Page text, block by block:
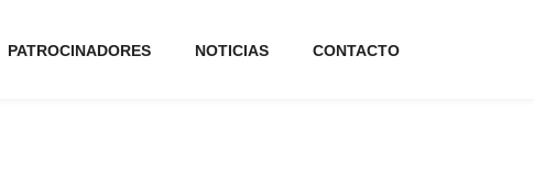
PATROCINADORES NOTICIAS CONTACTO